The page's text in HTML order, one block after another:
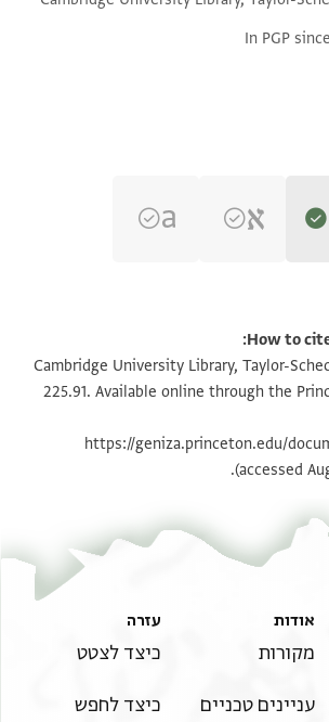
In PGP
How to
Cambridge University Library, Taylor-
225.91. Available online through the
https://geniza.princeton.edu/
(accessed
אודות
מקורות
עניינים טכניים
עזרה
כיצד לצטט
כיצד לחפש